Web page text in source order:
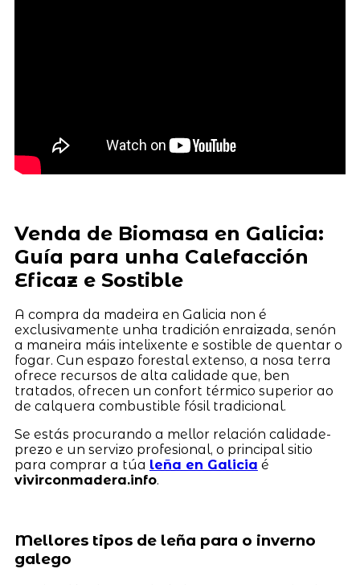
Venda de Biomasa en Galicia:
Guía para unha Calefacción
Eficaz e Sostible
A compra da madeira en Galicia non é
exclusivamente unha tradición enraizada, senón
a maneira máis intelixente e sostible de quentar o
fogar. Cun espazo forestal extenso, a nosa terra
ofrece recursos de alta calidade que, ben
tratados, ofrecen un confort térmico superior ao
de calquera combustible fósil tradicional.
Se estás procurando a mellor relación calidade-
prezo e un servizo profesional, o principal sitio
para comprar a túa leña en Galicia é
vivirconmadera.info.
Mellores tipos de leña para o inverno
galego